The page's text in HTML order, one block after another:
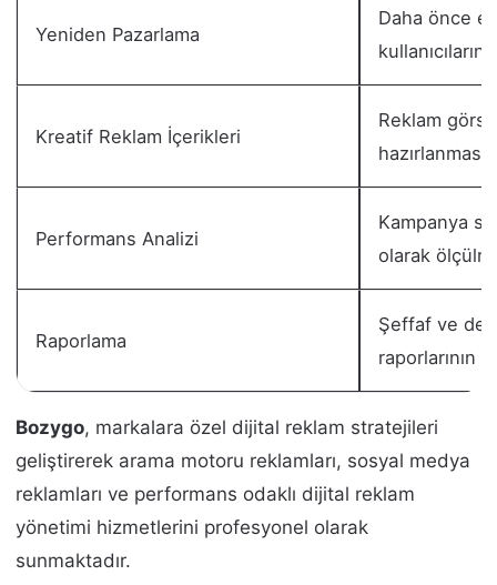
Yeniden Pazarlama
Daha önce
Kreatif Reklam İçerikleri
Reklam
hazırlanması
Performans Analizi
Kampanya
olarak
Raporlama
Şeffaf ve
raporlarının
Bozygo, markalara özel dijital reklam stratejileri
geliştirerek arama motoru reklamları, sosyal medya
reklamları ve performans odaklı dijital reklam
yönetimi hizmetlerini profesyonel olarak
sunmaktadır.